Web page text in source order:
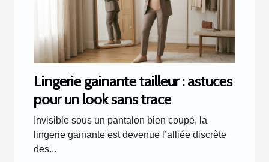
Lingerie gainante tailleur : astuces
pour un look sans trace
Invisible sous un pantalon bien coupé, la
lingerie gainante est devenue l’alliée discrète
des...